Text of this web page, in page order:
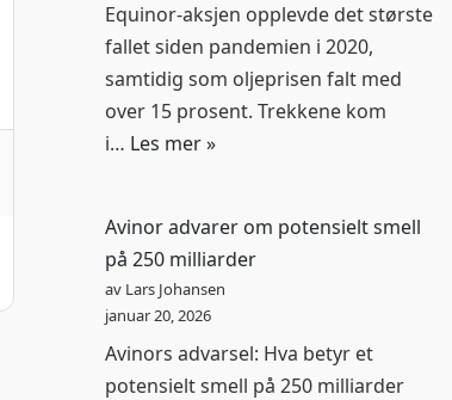
Equinor-aksjen opplevde det største
fallet siden pandemien i 2020,
samtidig som oljeprisen falt med
over 15 prosent. Trekkene kom
i… Les mer »
Avinor advarer om potensielt smell
på 250 milliarder
av Lars Johansen
januar 20, 2026
Avinors advarsel: Hva betyr et
potensielt smell på 250 milliarder